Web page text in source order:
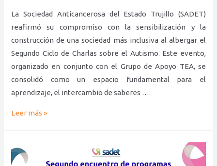
La Sociedad Anticancerosa del Estado Trujillo (SADET)
reafirmó su compromiso con la sensibilización y la
construcción de una sociedad más inclusiva al albergar el
Segundo Ciclo de Charlas sobre el Autismo. Este evento,
organizado en conjunto con el Grupo de Apoyo TEA, se
consolidó como un espacio fundamental para el
aprendizaje, el intercambio de saberes …
Leer más »
Segundo
encuentro